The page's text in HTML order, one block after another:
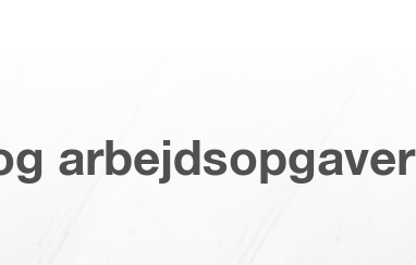
arbejdsopgaver